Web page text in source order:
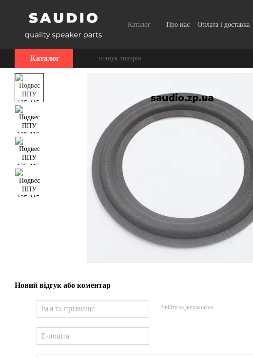
Каталог Про нас Оплата і доставка
Каталог
Новий відгук або коментар
Увійти за допомогою